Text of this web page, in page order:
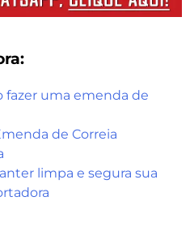
fazer uma emenda de
de Correia
limpa e segura sua